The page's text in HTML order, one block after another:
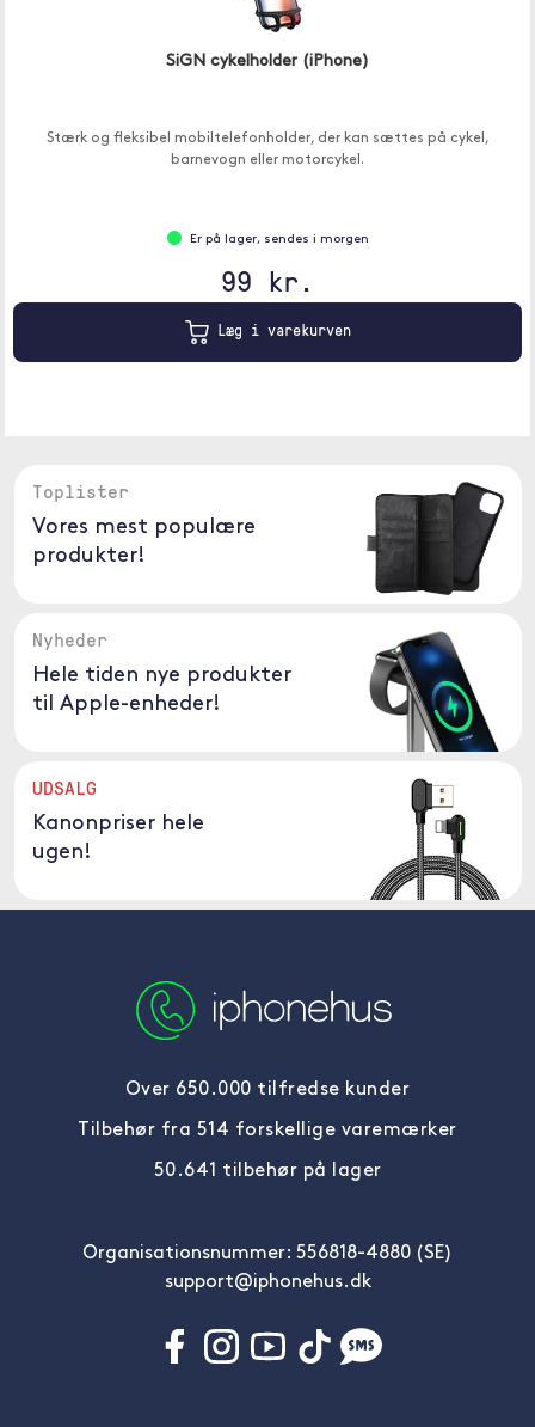
SiGN cykelholder (iPhone)
Stærk og fleksibel mobiltelefonholder, der kan sættes på cykel,
barnevogn eller motorcykel.
Er på lager, sendes i morgen
99 kr.
Læg i varekurven
Toplister
Vores mest populære
produkter!
Nyheder
Hele tiden nye produkter
til Apple-enheder!
UDSALG
Kanonpriser hele
ugen!
Over 650.000 tilfredse kunder
Tilbehør fra 514 forskellige varemærker
50.641 tilbehør på lager
Organisationsnummer: 556818-4880 (SE)
support@iphonehus.dk